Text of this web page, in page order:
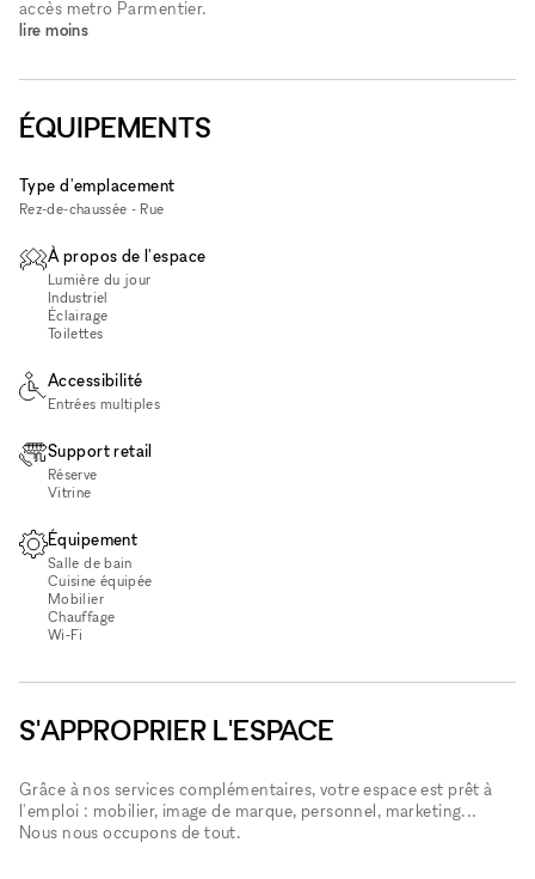
accès metro Parmentier.
lire moins
ÉQUIPEMENTS
Type d'emplacement
Rez-de-chaussée - Rue
À propos de l'espace
Lumière du jour
Industriel
Éclairage
Toilettes
Accessibilité
Entrées multiples
Support retail
Réserve
Vitrine
Équipement
Salle de bain
Cuisine équipée
Mobilier
Chauffage
Wi‑Fi
S'APPROPRIER L'ESPACE
Grâce à nos services complémentaires, votre espace est prêt à
l'emploi : mobilier, image de marque, personnel, marketing...
Nous nous occupons de tout.